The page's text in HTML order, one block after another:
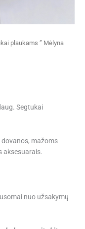
plaukams ” Mėlyna
Segtukai
mažoms
aksesuarais.
nuo užsakymų